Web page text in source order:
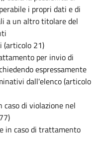
i propri dati e di
a un altro titolare del
(articolo 21)
per invio di
espressamente
dall'elenco (articolo
caso di violazione nel
in caso di trattamento